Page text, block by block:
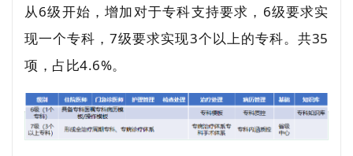
从6级开始，增加对于专科支持要求，6级要求实
现一个专科，7级要求实现3个以上的专科。共35
项，占比4.6%。